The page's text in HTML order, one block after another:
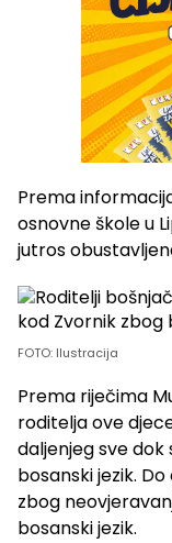
Prema
osnovne škole u
jutros
FOTO: Ilustracija
Prema riječima
roditelja ove
daljenjeg sve dok
bosanski jezik.
zbog
bosanski jezik.